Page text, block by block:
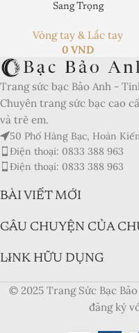
Product Brand:
Product Currency:
Price Valid Until:
Product In-Stock:
Xếp hạng của biên tập viên:
5
Sang Trọng
Vòng tay & Lắc tay
0 VND
Trang sức bạc Bảo Anh -
Chuyên trang sức bạc cao
và trẻ em.
50 Phố Hàng Bạc, Hoàn
Điện thoại: 0833 388 963
Điện thoại: 0833 388 963
BÀI VIẾT MỚI
CÂU CHUYỆN CỦA
LINK HỮU DỤNG
© 2025 Trang Sức Bạc
đăng ký